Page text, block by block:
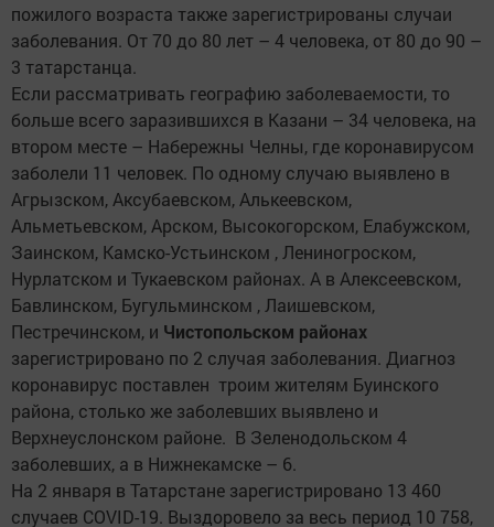
пожилого возраста также зарегистрированы случаи
заболевания. От 70 до 80 лет – 4 человека, от 80 до 90 –
3 татарстанца.
Если рассматривать географию заболеваемости, то
больше всего заразившихся в Казани – 34 человека, на
втором месте – Набережны Челны, где коронавирусом
заболели 11 человек. По одному случаю выявлено в
Агрызском, Аксубаевском, Алькеевском,
Альметьевском, Арском, Высокогорском, Елабужском,
Заинском, Камско-Устьинском , Лениногроском,
Нурлатском и Тукаевском районах. А в Алексеевском,
Бавлинском, Бугульминском , Лаишевском,
Пестречинском, и Чистопольском районах
зарегистрировано по 2 случая заболевания. Диагноз
коронавирус поставлен троим жителям Буинского
района, столько же заболевших выявлено и
Верхнеуслонском районе. В Зеленодольском 4
заболевших, а в Нижнекамске – 6.
На 2 января в Татарстане зарегистрировано 13 460
случаев COVID-19. Выздоровело за весь период 10 758,